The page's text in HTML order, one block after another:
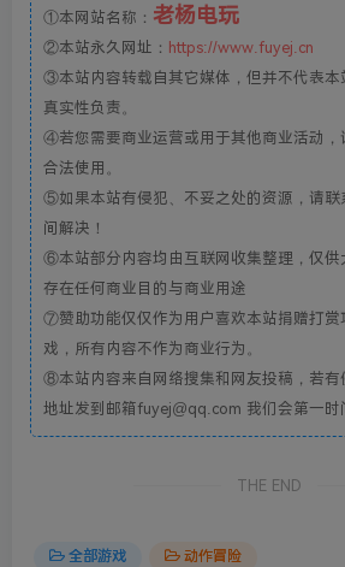
①本网站名称： 老杨电玩
②本站永久网址： https://www.fuyej.cn
③本站内容转载自其它媒体，但并不代表本
真实性负责。
④若您需要商业运营或用于其他商业活动，
合法使用。
⑤如果本站有侵犯、不妥之处的资源，请联
间解决！
⑥本站部分内容均由互联网收集整理，仅供
存在任何商业目的与商业用途
⑦赞助功能仅仅作为用户喜欢本站捐赠打赏
戏，所有内容不作为商业行为。
⑧本站内容来自网络搜集和网友投稿，若有
地址发到邮箱fuyej@qq.com 我们会第一时
THE END
全部游戏 动作冒险